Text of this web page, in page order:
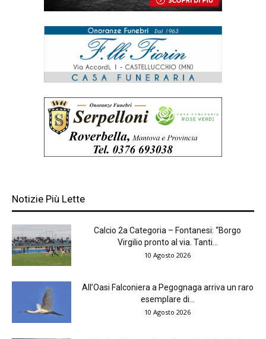
Notizie Più Lette
Calcio 2a Categoria – Fontanesi: “Borgo
Virgilio pronto al via. Tanti...
10 Agosto 2026
All’Oasi Falconiera a Pegognaga arriva un raro
esemplare di...
10 Agosto 2026